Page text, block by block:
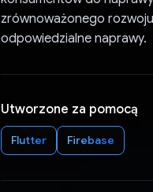
zrównoważonego
odpowiedzialne naprawy.
Utworzone za pomocą
Flutter Firebase